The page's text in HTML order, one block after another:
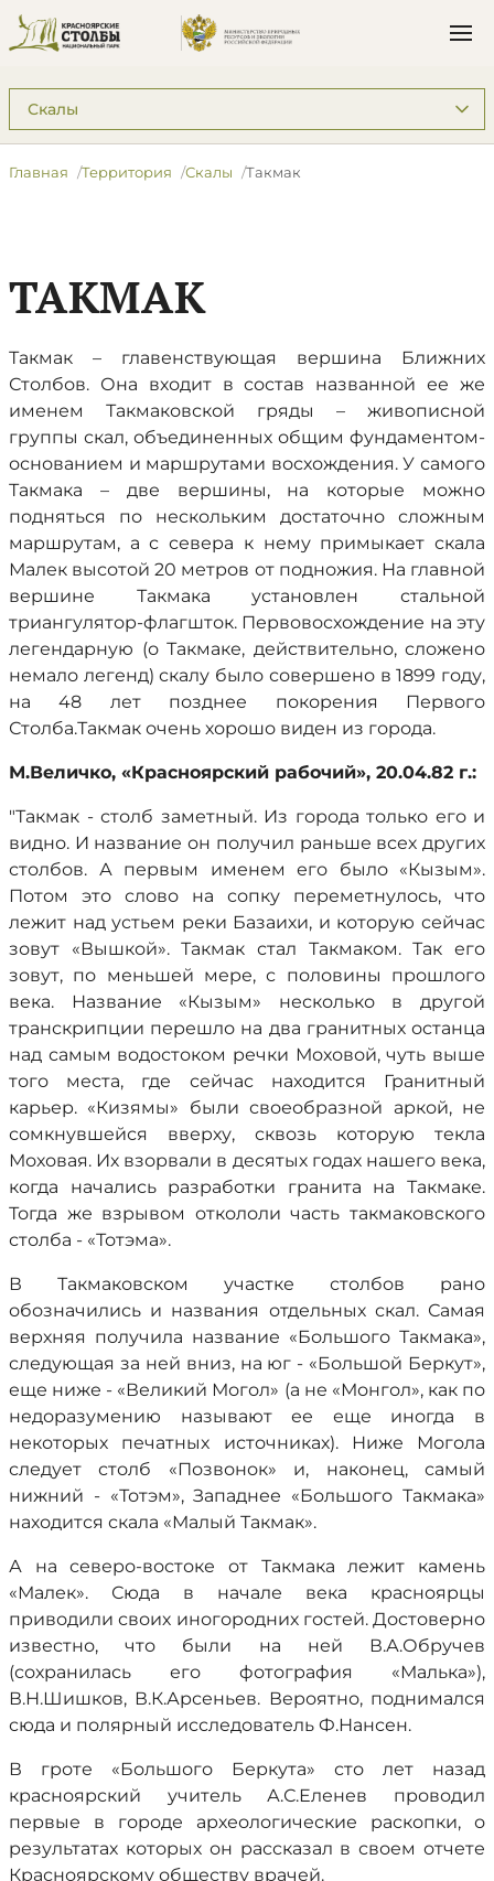
Подразделы: Территория
Главная Территория Скалы Такмак
ТАКМАК
Такмак – главенствующая вершина Ближних
Столбов. Она входит в состав названной ее же
именем Такмаковской гряды – живописной
группы скал, объединенных общим фундаментом-
основанием и маршрутами восхождения. У самого
Такмака – две вершины, на которые можно
подняться по нескольким достаточно сложным
маршрутам, а с севера к нему примыкает скала
Малек высотой 20 метров от подножия. На главной
вершине Такмака установлен стальной
триангулятор-флагшток. Первовосхождение на эту
легендарную (о Такмаке, действительно, сложено
немало легенд) скалу было совершено в 1899 году,
на 48 лет позднее покорения Первого
Столба.Такмак очень хорошо виден из города.
М.Величко, «Красноярский рабочий», 20.04.82 г.:
"Такмак - столб заметный. Из города только его и
видно. И название он получил раньше всех других
столбов. А первым именем его было «Кызым».
Потом это слово на сопку переметнулось, что
лежит над устьем реки Базаихи, и которую сейчас
зовут «Вышкой». Такмак стал Такмаком. Так его
зовут, по меньшей мере, с половины прошлого
века. Название «Кызым» несколько в другой
транскрипции перешло на два гранитных останца
над самым водостоком речки Моховой, чуть выше
того места, где сейчас находится Гранитный
карьер. «Кизямы» были своеобразной аркой, не
сомкнувшейся вверху, сквозь которую текла
Моховая. Их взорвали в десятых годах нашего века,
когда начались разработки гранита на Такмаке.
Тогда же взрывом откололи часть такмаковского
столба - «Тотэма».
В Такмаковском участке столбов рано
обозначились и названия отдельных скал. Самая
верхняя получила название «Большого Такмака»,
следующая за ней вниз, на юг - «Большой Беркут»,
еще ниже - «Великий Могол» (а не «Монгол», как по
недоразумению называют ее еще иногда в
некоторых печатных источниках). Ниже Могола
следует столб «Позвонок» и, наконец, самый
нижний - «Тотэм», Западнее «Большого Такмака»
находится скала «Малый Такмак».
А на северо-востоке от Такмака лежит камень
«Малек». Сюда в начале века красноярцы
приводили своих иногородних гостей. Достоверно
известно, что были на ней В.А.Обручев
(сохранилась его фотография «Малька»),
В.Н.Шишков, В.К.Арсеньев. Вероятно, поднимался
сюда и полярный исследователь Ф.Нансен.
В гроте «Большого Беркута» сто лет назад
красноярский учитель А.С.Еленев проводил
первые в городе археологические раскопки, о
результатах которых он рассказал в своем отчете
Красноярскому обществу врачей.